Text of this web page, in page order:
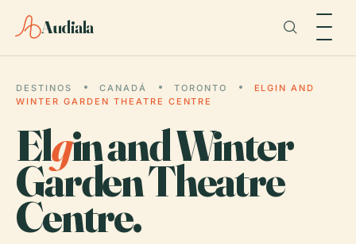
Audiala
DESTINOS CANADÁ TORONTO
ELGIN AND
WINTER GARDEN THEATRE CENTRE
Elgin and Winter
Garden Theatre
Centre.